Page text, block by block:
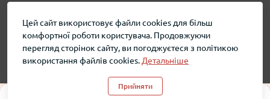
0
MobShara - інтернет магазин © 2026
Цей сайт використовує файли cookies для більш
комфортної роботи користувача. Продовжуючи
перегляд сторінок сайту, ви погоджуєтеся з політикою
використання файлів cookies. Детальніше
Прийняти